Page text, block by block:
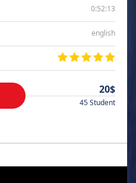
0:52:13
english
20$
45 Student